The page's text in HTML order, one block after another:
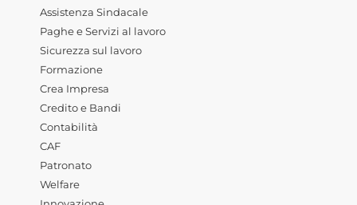
Assistenza Sindacale
Paghe e Servizi al lavoro
Sicurezza sul lavoro
Formazione
Crea Impresa
Credito e Bandi
Contabilità
CAF
Patronato
Welfare